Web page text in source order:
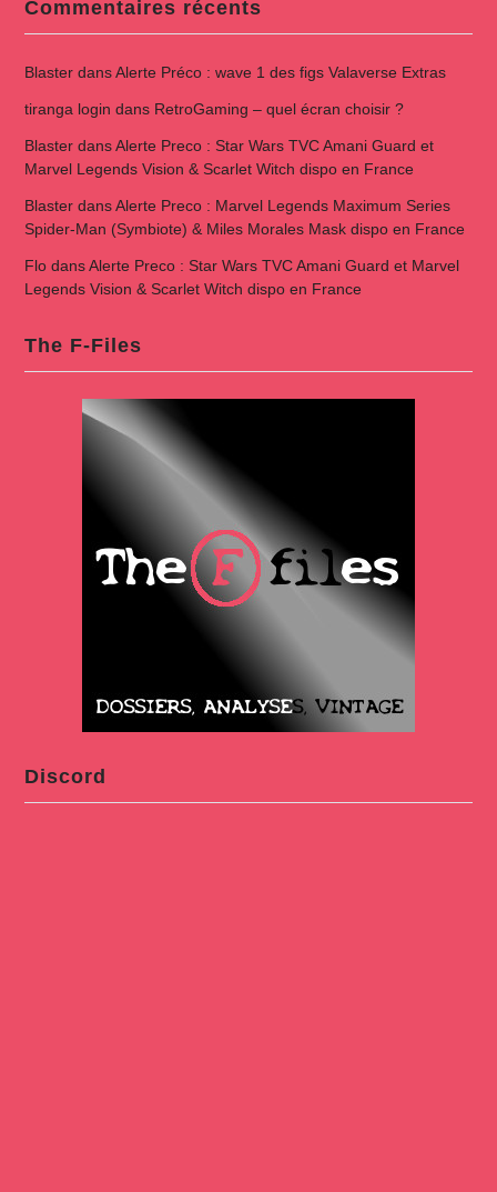
Commentaires récents
BlasterdansAlerte Préco : wave 1 des figs Valaverse Extras
tiranga login dans RetroGaming – quel écran choisir ?
BlasterdansAlerte Preco : Star Wars TVC Amani Guard et
Marvel Legends Vision & Scarlet Witch dispo en France
BlasterdansAlerte Preco : Marvel Legends Maximum Series
Spider-Man (Symbiote) & Miles Morales Mask dispo en France
FlodansAlerte Preco : Star Wars TVC Amani Guard et Marvel
Legends Vision & Scarlet Witch dispo en France
The F-Files
Discord